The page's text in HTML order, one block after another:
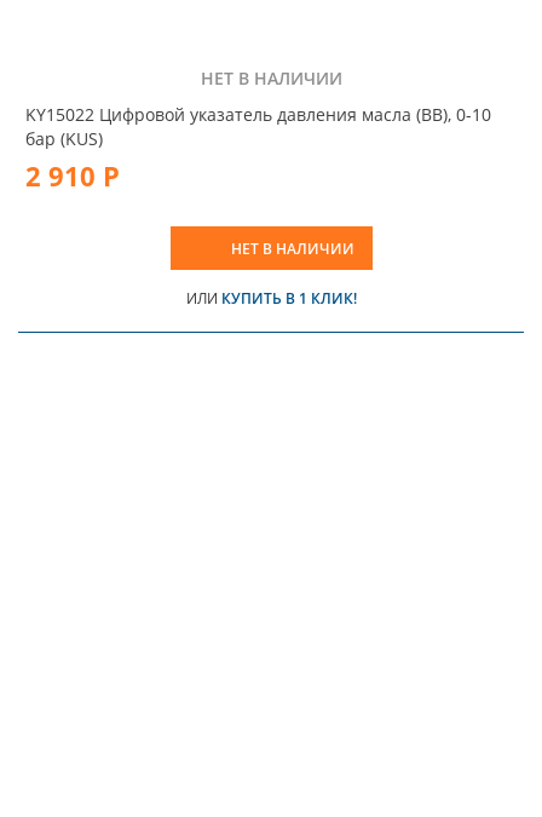
НЕТ В НАЛИЧИИ
KY15022 Цифровой указатель давления масла (BB), 0-10
бар (KUS)
2 910 Р
НЕТ В НАЛИЧИИ
ИЛИ КУПИТЬ В 1 КЛИК!